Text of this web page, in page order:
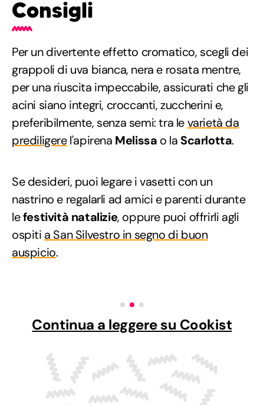
Consigli
Per un divertente effetto cromatico, scegli dei
grappoli di uva bianca, nera e rosata mentre,
per una riuscita impeccabile, assicurati che gli
acini siano integri, croccanti, zuccherini e,
preferibilmente, senza semi: tra levarietà da
prediligerel'apirena Melissa o la Scarlotta.
Se desideri, puoi legare i vasetti con un
nastrino e regalarli ad amici e parenti durante
lefestività natalizie, oppure puoi offrirli agli
ospiti a San Silvestro in segno di buon
auspicio.
Continua a leggere su Cookist